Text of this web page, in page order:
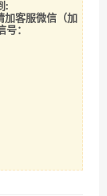
:
加客服微信（加
号：